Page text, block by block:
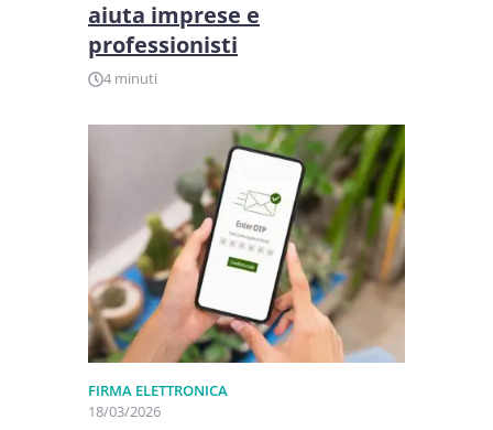
aiuta imprese e
professionisti
4 minuti
FIRMA ELETTRONICA
18/03/2026